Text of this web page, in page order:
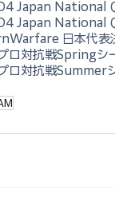
Japan National
Japan National
日本代表
ロ対抗戦Springシ
対抗戦Summer